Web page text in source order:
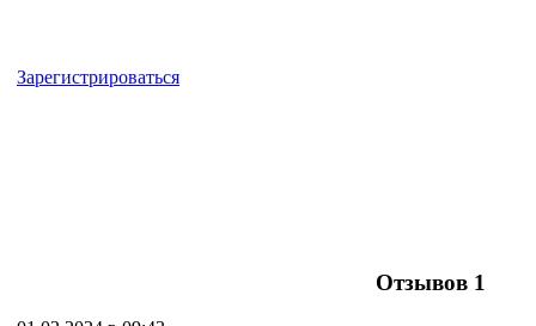
Зарегистрироваться
Отзывов 1